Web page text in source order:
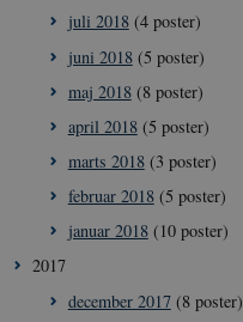
juli 2018(4 poster)
juni 2018(5 poster)
maj 2018(8 poster)
april 2018(5 poster)
marts 2018(3 poster)
februar 2018(5 poster)
januar 2018(10 poster)
2017
december 2017(8 poster)